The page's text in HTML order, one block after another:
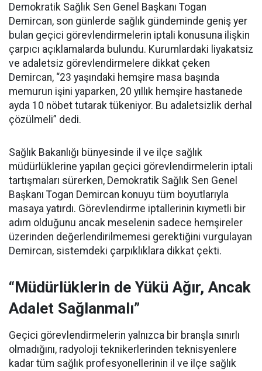
Demokratik Sağlık Sen Genel Başkanı Togan
Demircan, son günlerde sağlık gündeminde geniş yer
bulan geçici görevlendirmelerin iptali konusuna ilişkin
çarpıcı açıklamalarda bulundu. Kurumlardaki liyakatsiz
ve adaletsiz görevlendirmelere dikkat çeken
Demircan, “23 yaşındaki hemşire masa başında
memurun işini yaparken, 20 yıllık hemşire hastanede
ayda 10 nöbet tutarak tükeniyor. Bu adaletsizlik derhal
çözülmeli” dedi.
Sağlık Bakanlığı bünyesinde il ve ilçe sağlık
müdürlüklerine yapılan geçici görevlendirmelerin iptali
tartışmaları sürerken, Demokratik Sağlık Sen Genel
Başkanı Togan Demircan konuyu tüm boyutlarıyla
masaya yatırdı. Görevlendirme iptallerinin kıymetli bir
adım olduğunu ancak meselenin sadece hemşireler
üzerinden değerlendirilmemesi gerektiğini vurgulayan
Demircan, sistemdeki çarpıklıklara dikkat çekti.
“Müdürlüklerin de Yükü Ağır, Ancak
Adalet Sağlanmalı”
Geçici görevlendirmelerin yalnızca bir branşla sınırlı
olmadığını, radyoloji teknikerlerinden teknisyenlere
kadar tüm sağlık profesyonellerinin il ve ilçe sağlık